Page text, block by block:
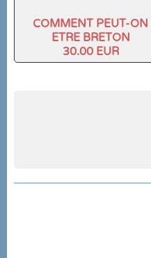
COMMENT PEUT-ON
ETRE BRETON
30.00 EUR